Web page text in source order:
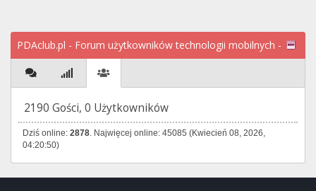
PDAclub.pl - Forum użytkowników technologii mobilnych -
Centrum informacji
2190 Gości, 0 Użytkowników
Dziś online: 2878. Najwięcej online: 45085 (Kwiecień 08, 2026,
04:20:50)